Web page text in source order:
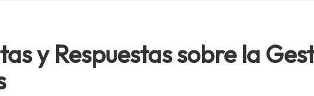
y Respuestas sobre la